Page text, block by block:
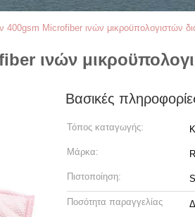
400gsm Microfiber ινών μικροϋπολογιστών
ινών
Βασικές
Τόπος καταγωγής:
Μάρκα:
Πιστοποίηση:
Ποσότητα παραγγελίας